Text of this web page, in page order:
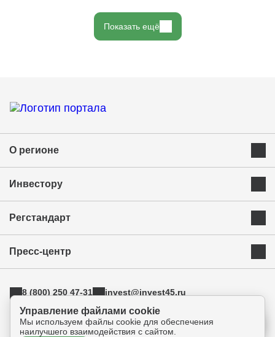
Показать ещё
О регионе
Экономика и ресурсы
Успешные бренды Курганской области
Инвестиционная команда региона
Инвестору
Приоритетные инвестиционные направления
Истории успеха
Поддержка экспорта
Инновации
Регстандарт
Свод инвестиционных правил
Пресс-центр
Фотогалерея
Медиа
Прямая связь
8 (800) 250 47-31
invest@invest45.ru
г. Курган, ул. Бурова-Петрова 112а, оф.325
Управление файлами cookie
Мы используем файлы cookie для обеспечения
наилучшего взаимодействия с сайтом.